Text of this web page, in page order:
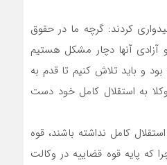
کردند: گرچه ما در حقوق
آزادی آنها دچار مشکل هستیم
بود و باید تلاش کنیم تا قدم به
به استقلال کامل خود دست
کامل نداشته باشند، قوه
که پایه قوه قضاییه در وکالت